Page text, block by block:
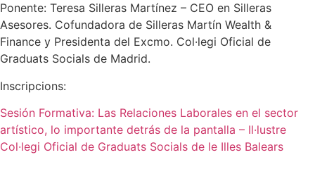
Ponente: Teresa Silleras Martínez – CEO en Silleras
Asesores. Cofundadora de Silleras Martín Wealth &
Finance y Presidenta del Excmo. Col·legi Oficial de
Graduats Socials de Madrid.
Inscripcions:
Sesión Formativa: Las Relaciones Laborales en el sector
artístico, lo importante detrás de la pantalla – Il·lustre
Col·legi Oficial de Graduats Socials de le Illes Balears